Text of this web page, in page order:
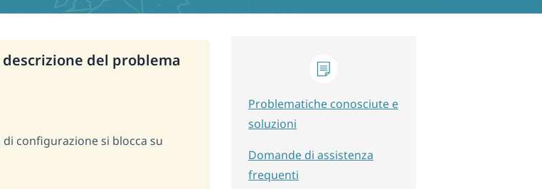
del problema
configurazione si blocca su
Problematiche conosciute e
soluzioni
Domande di assistenza
frequenti